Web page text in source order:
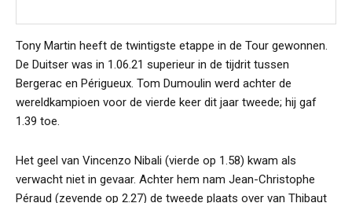
Tony Martin heeft de twintigste etappe in de Tour gewonnen.
De Duitser was in 1.06.21 superieur in de tijdrit tussen
Bergerac en Périgueux. Tom Dumoulin werd achter de
wereldkampioen voor de vierde keer dit jaar tweede; hij gaf
1.39 toe.
Het geel van Vincenzo Nibali (vierde op 1.58) kwam als
verwacht niet in gevaar. Achter hem nam Jean-Christophe
Péraud (zevende op 2.27) de tweede plaats over van Thibaut